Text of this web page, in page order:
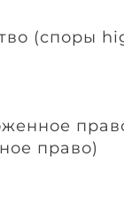
(споры
право)